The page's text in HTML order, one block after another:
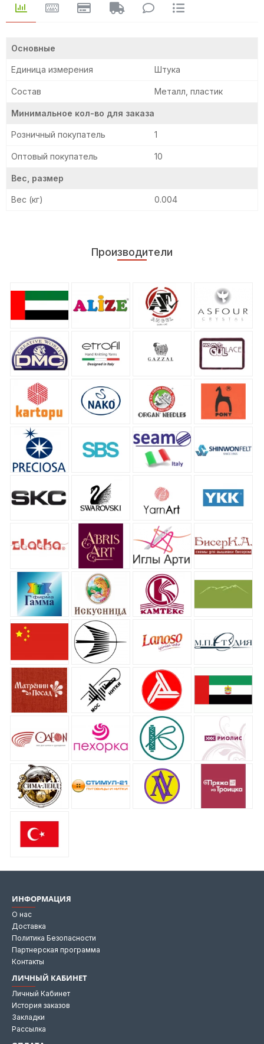
Основные
Единица измерения Штука
Состав Металл, пластик
Минимальное кол-во для заказа
Розничный покупатель 1
Оптовый покупатель 10
Вес, размер
Вес (кг) 0.004
Производители
ИНФОРМАЦИЯ
О нас
Доставка
Политика Безопасности
Партнерская программа
Контакты
ЛИЧНЫЙ КАБИНЕТ
Личный Кабинет
История заказов
Закладки
Рассылка